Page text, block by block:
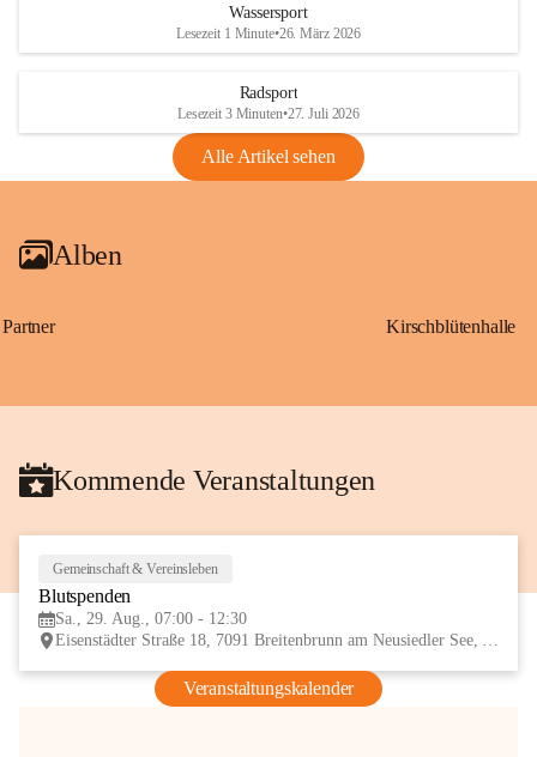
Anhang VBl. EU Nr. 18
1 Seite•1,4 MB
VBl. EU Nr. 18_2026
Wassersport
Lesezeit 1 Minute•26. März 2026
Radsport
Lesezeit 3 Minuten•27. Juli 2026
Alle Artikel sehen
Alben
Partner Kirschblütenhalle
Kommende Veranstaltungen
Gemeinschaft & Vereinsleben
Blutspenden
Sa., 29. Aug., 07:00 - 12:30
Eisenstädter Straße 18, 7091 Breitenbrunn am Neusiedler See, AUT
Veranstaltungskalender